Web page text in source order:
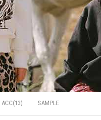
ACC(13) SAMPLE